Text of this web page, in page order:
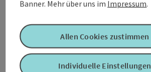
Barrierefreiheit
Banner. Mehr über uns im Impressum.
Individuelle Einstellungen
Allen Cookies zustimmen